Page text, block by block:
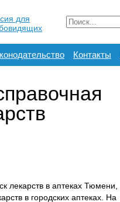
для
Контакты
лекарств в аптеках Тюмени,
в городских аптеках. На